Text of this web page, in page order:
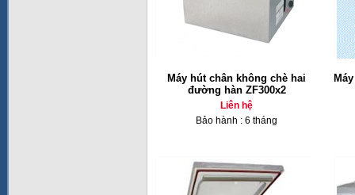
Máy hút chân không chè hai
đường hàn ZF300x2
Liên hệ
Bảo hành : 6 tháng